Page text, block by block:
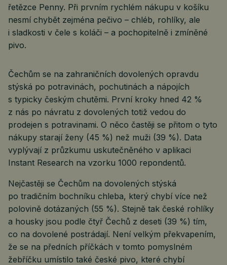
řetězce Penny. Při prvním rychlém nákupu v košíku
nesmí chybět zejména pečivo – chléb, rohlíky, ale
i sladkosti v čele s koláči – a pochopitelně i zmíněné
pivo.
Čechům se na zahraničních dovolených opravdu
stýská po potravinách, pochutinách a nápojích
s typicky českým chutěmi. První kroky hned 42 %
z nás po návratu z dovolených totiž vedou do
prodejen s potravinami. O něco častěji se přitom o tyto
nákupy starají ženy (45 %) než muži (39 %). Data
vyplývají z průzkumu uskutečněného v aplikaci
Instant Research na vzorku 1000 repondentů.
Nejčastěji se Čechům na dovolených stýská
po tradičním bochníku chleba, který chybí více než
polovině dotázaných (55 %). Stejně tak české rohlíky
a housky jsou podle čtyř Čechů z deseti (39 %) tím,
co na dovolené postrádají. Není velkým překvapením,
že se na předních příčkách v tomto pomyslném
žebříčku umístilo také české pivo, které chybí